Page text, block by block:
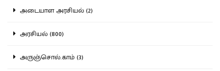
அடையாள அரசியல் (2)
அரசியல் (800)
அருஞ்சொல்.காம் (3)